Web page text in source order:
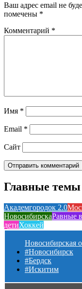
Ваш адрес email не
помечены *
Комментарий *
Имя *
Email *
Сайт
Главные темы
Академгородок 2.0
НовосибирскаРавные
детиХоккей
Новосибирская
#Новосибирск
#Бердск
#Искитим